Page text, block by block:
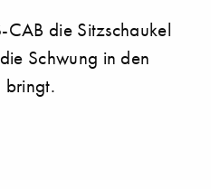
die Sitzschaukel
Schwung in den
bringt.